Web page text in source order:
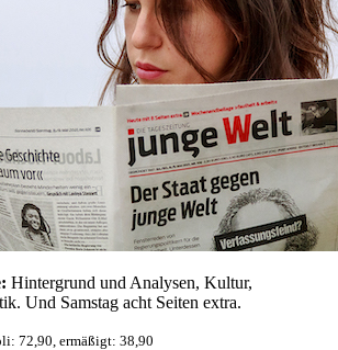
Hintergrund und Analysen, Kultur,
Und Samstag acht Seiten extra.
72,90, ermäßigt: 38,90